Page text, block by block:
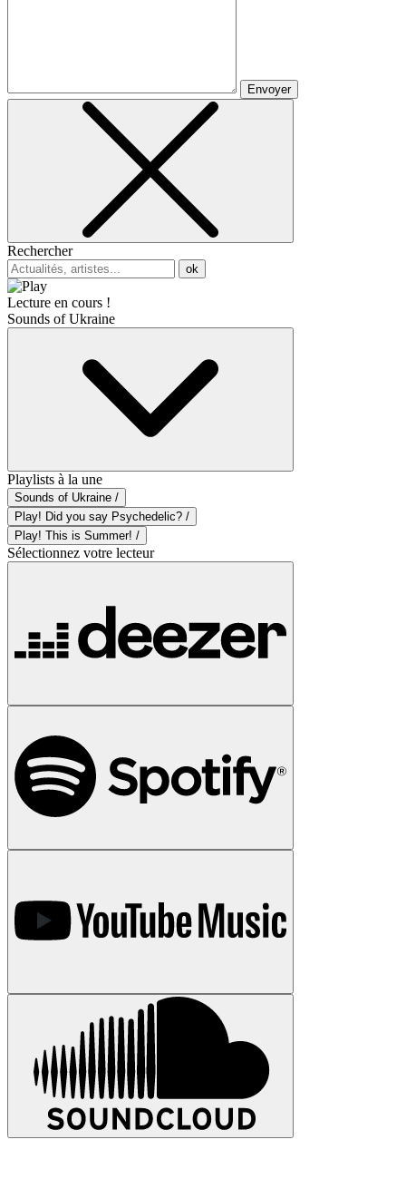
Envoyer
Rechercher
ok
Lecture en cours !
Sounds of Ukraine
Playlists à la une
Sounds of Ukraine /
Play! Did you say Psychedelic? /
Play! This is Summer! /
Sélectionnez votre lecteur